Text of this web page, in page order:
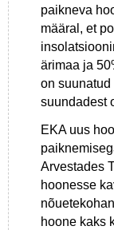
paikneva
määral, et
ärimaa ja
on
suundadest
EKA uus
Arvestades
hoonesse
hoone kaks